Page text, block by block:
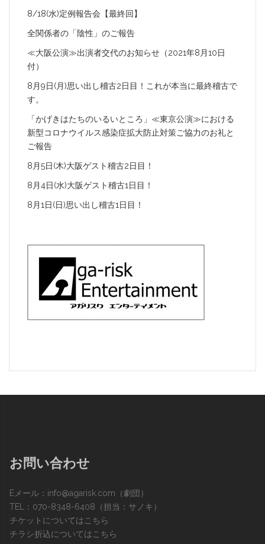
8/18(水)定例報告会【最終回】
全関係者の「陰性」のご報告
≪大阪公演≫出演者交代のお知らせ（2021年8月10日
付）
8月9日(月)思い出し稽古2日目！これが本当に最終稽古で
す。
「かげきはたちのいるいところ」≪東京公演≫における
新型コロナウイルス感染症拡大防止対策ご協力のお礼と
ご報告
8月5日(木)大阪ゲスト稽古2日目！
8月4日(水)大阪ゲスト稽古1日目！
8月1日(日)思い出し稽古1日目！
お問い合わせ
Eメール： info@agarisk.com （劇団）
TEL：070-8348-6408（担当：サノキ）
チケットについてはこちら
チラシ折込についてはこちら